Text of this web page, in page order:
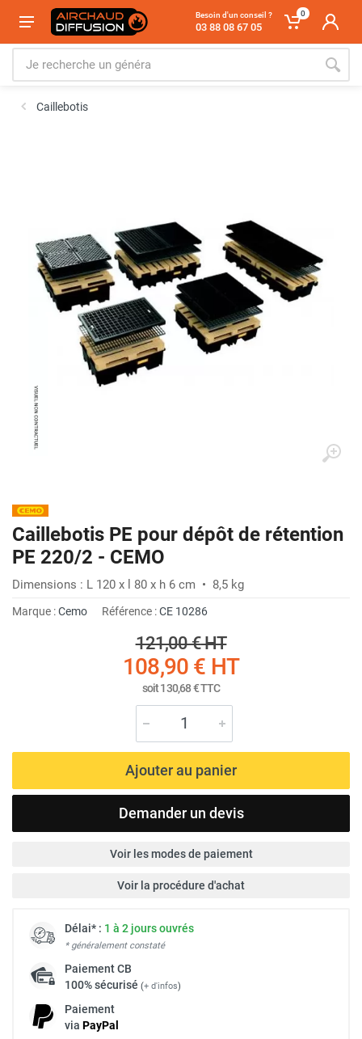
Besoin d'un conseil ?
03 88 08 67 05
0
Caillebotis
Caillebotis PE pour dépôt de rétention
PE 220/2 - CEMO
Dimensions : L 120 x l 80 x h 6 cm • 8,5 kg
Marque :Cemo Référence :CE 10286
121,00 €HT
108,90 € HT
soit130,68 €TTC
Ajouter au panier
Demander un devis
Voir les modes de paiement
Voir la procédure d'achat
Délai* : 1 à 2 jours ouvrés
* généralement constaté
PaiementCB
100% sécurisé (+ d'infos)
Paiement
via PayPal